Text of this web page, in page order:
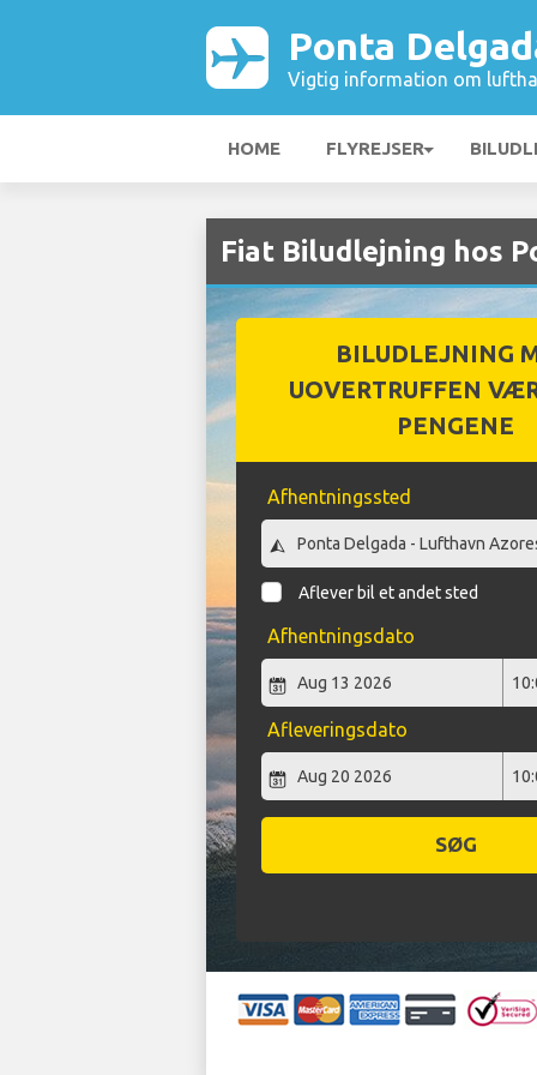
Ponta
Vigtig information om
HOME FLYREJSER
Fiat Biludlejning hos
BILUDLEJNING
UOVERTRUFFEN
PENGENE
Afhentningssted
Aflever bil et andet sted
Afhentningsdato
Afleveringsdato
SØG